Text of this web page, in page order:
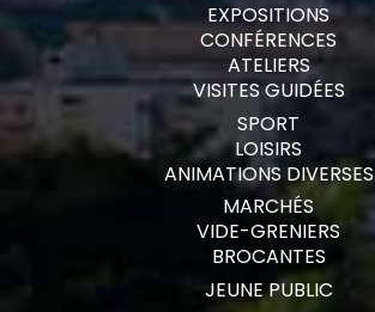
EXPOSITIONS
CONFÉRENCES
ATELIERS
VISITES GUIDÉES
SPORT
LOISIRS
ANIMATIONS DIVERSES
MARCHÉS
VIDE-GRENIERS
BROCANTES
JEUNE PUBLIC